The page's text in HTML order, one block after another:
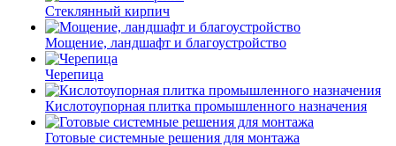
Cтеклянный кирпич
Мощение, ландшафт и благоустройство
Черепица
Кислотоупорная плитка промышленного назначения
Готовые системные решения для монтажа